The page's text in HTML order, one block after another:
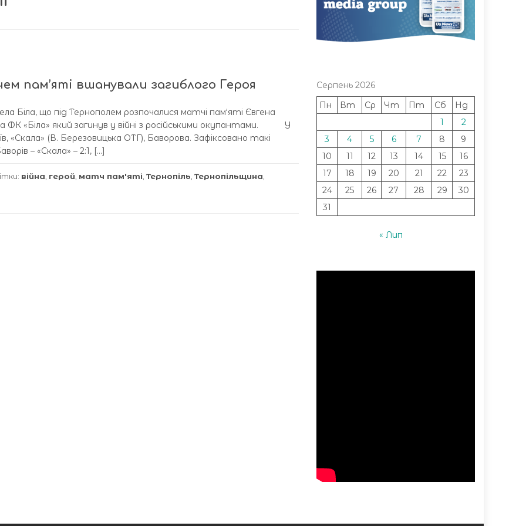
пам’яті вшанували загиблого Героя
Біла, що під Тернополем розпочалися матчі пам‘яті Євгена
ФК «Біла» який загинув у війні з російськими окупантами. У
«Скала» (В. Березовицька ОТГ), Баворова. Зафіксовано такі
– «Скала» – 2:1, […]
війна герой матч пам'яті Тернопіль Тернопільщина
Серпень 2026
Пн
Вт Ср Чт Пт Сб
Нд
1
2
3
4 5 6 7 8
9
10
11 12 13 14 15
16
17
18 19 20 21 22
23
24
25 26 27 28 29
30
31
« Лип